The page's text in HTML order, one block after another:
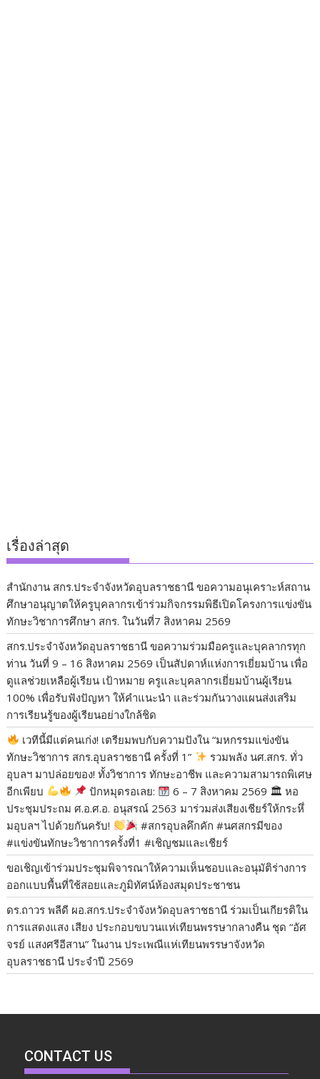
เรื่องล่าสุด
สำนักงาน สกร.ประจำจังหวัดอุบลราชธานี ขอความอนุเคราะห์สถาน
ศึกษาอนุญาตให้ครูบุคลากรเข้าร่วมกิจกรรมพิธีเปิดโครงการแข่งขัน
ทักษะวิชาการศึกษา สกร. ในวันที่7 สิงหาคม 2569
สกร.ประจำจังหวัดอุบลราชธานี ขอความร่วมมือครูและบุคลากรทุก
ท่าน วันที่ 9 – 16 สิงหาคม 2569 เป็นสัปดาห์แห่งการเยี่ยมบ้าน เพื่อ
ดูแลช่วยเหลือผู้เรียน เป้าหมาย ครูและบุคลากรเยี่ยมบ้านผู้เรียน
100% เพื่อรับฟังปัญหา ให้คำแนะนำ และร่วมกันวางแผนส่งเสริม
การเรียนรู้ของผู้เรียนอย่างใกล้ชิด
เวทีนี้มีแต่คนเก่ง! เตรียมพบกับความปังใน “มหกรรมแข่งขัน
ทักษะวิชาการ สกร.อุบลราชธานี ครั้งที่ 1”
​รวมพลัง นศ.สกร. ทั่ว
อุบลฯ มาปล่อยของ! ทั้งวิชาการ ทักษะอาชีพ และความสามารถพิเศษ
อีกเพียบ
ปักหมุดรอเลย:
6 – 7 สิงหาคม 2569 🏛 หอ
ประชุมประถม ศ.อ.ศ.อ. อนุสรณ์ 2563 ​มาร่วมส่งเสียงเชียร์ให้กระหึ่
มอุบลฯ ไปด้วยกันครับ!
​#สกรอุบลคึกคัก #นศสกรมีของ
#แข่งขันทักษะวิชาการครั้งที่1 #เชิญชมและเชียร์
ขอเชิญเข้าร่วมประชุมพิจารณาให้ความเห็นชอบและอนุมัติร่างการ
ออกแบบพื้นที่ใช้สอยและภูมิทัศน์ห้องสมุดประชาชน
ดร.ถาวร พลีดี ผอ.สกร.ประจำจังหวัดอุบลราชธานี ร่วมเป็นเกียรติใน
การแสดงแสง เสียง ประกอบขบวนแห่เทียนพรรษากลางคืน ชุด “อัศ
จรย์ แสงศรีอีสาน” ในงาน ประเพณีแห่เทียนพรรษาจังหวัด
อุบลราชธานี ประจำปี 2569
CONTACT US